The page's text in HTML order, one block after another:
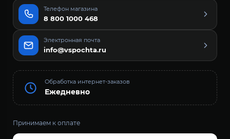
Телефон магазина
8 800 1000 468
Электронная почта
info@vspochta.ru
Обработка интернет-заказов
Ежедневно
Принимаем к оплате